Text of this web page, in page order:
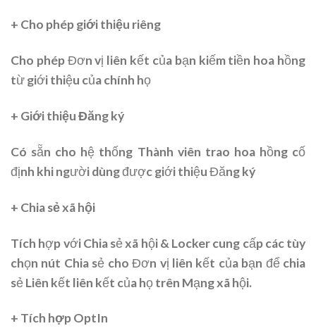
+ Cho phép giới thiệu riêng
Cho phép Đơn vị liên kết của bạn kiếm tiền hoa hồng
từ giới thiệu của chính họ
+ Giới thiệu Đăng ký
Có sẵn cho hệ thống Thành viên trao hoa hồng cố
định khi người dùng được giới thiệu Đăng ký
+ Chia sẻ xã hội
Tích hợp với Chia sẻ xã hội & Locker cung cấp các tùy
chọn nút Chia sẻ cho Đơn vị liên kết của bạn để chia
sẻ Liên kết liên kết của họ trên Mạng xã hội.
+ Tích hợp OptIn